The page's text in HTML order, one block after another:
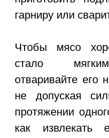
гарниру или
Чтобы мясо
стало
отваривайте его
не допуская
протяжении
как извлекать